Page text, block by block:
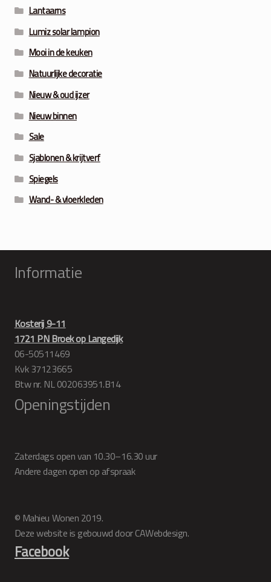
Lantaarns
Lumiz solar lampion
Mooi in de keuken
Natuurlijke decoratie
Nieuw & oud ijzer
Nieuw binnen
Sale
Sjablonen & krijtverf
Spiegels
Wand- & vloerkleden
Informatie
Kosterij 9-11
1721 PN Broek op Langedijk
06-50511469
Kvk 37123665
Btw nr. NL 002063951.B14
Openingstijden
Zaterdags open van 10.30–16.30 uur
Andere dagen open op afspraak
© Mahieu Wonen 2019.
Deze website is gebouwd door CAWebdesign.
Facebook